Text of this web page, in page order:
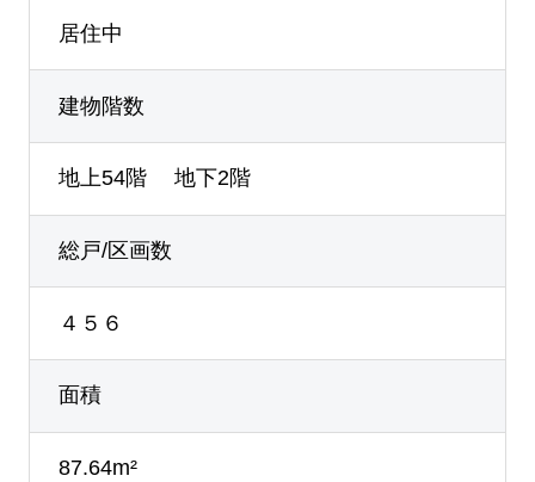
居住中
建物階数
地上54階 地下2階
総戸/区画数
４５６
面積
87.64m²